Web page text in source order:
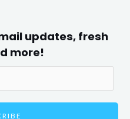
updates, fresh
more!